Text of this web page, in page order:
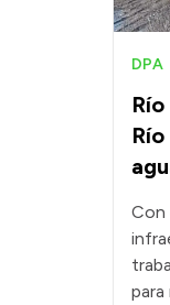
DPA
Con